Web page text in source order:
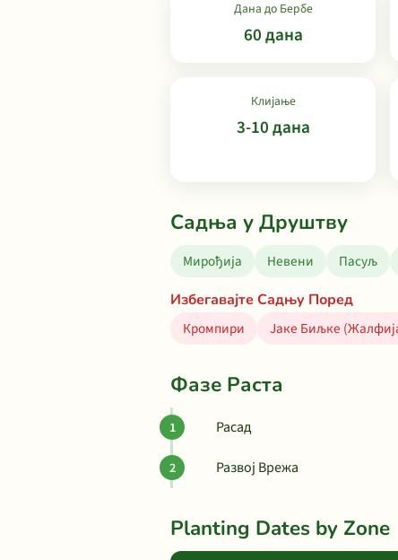
Дана до Бербе
60 дана
Клијање
3-10 дана
Садња у Друштву
Мирођија Невени Пасуљ
Избегавајте Садњу Поред
Кромпири
Јаке Биљке
Фазе Раста
Расад
Развој Врежа
Planting Dates by Zone